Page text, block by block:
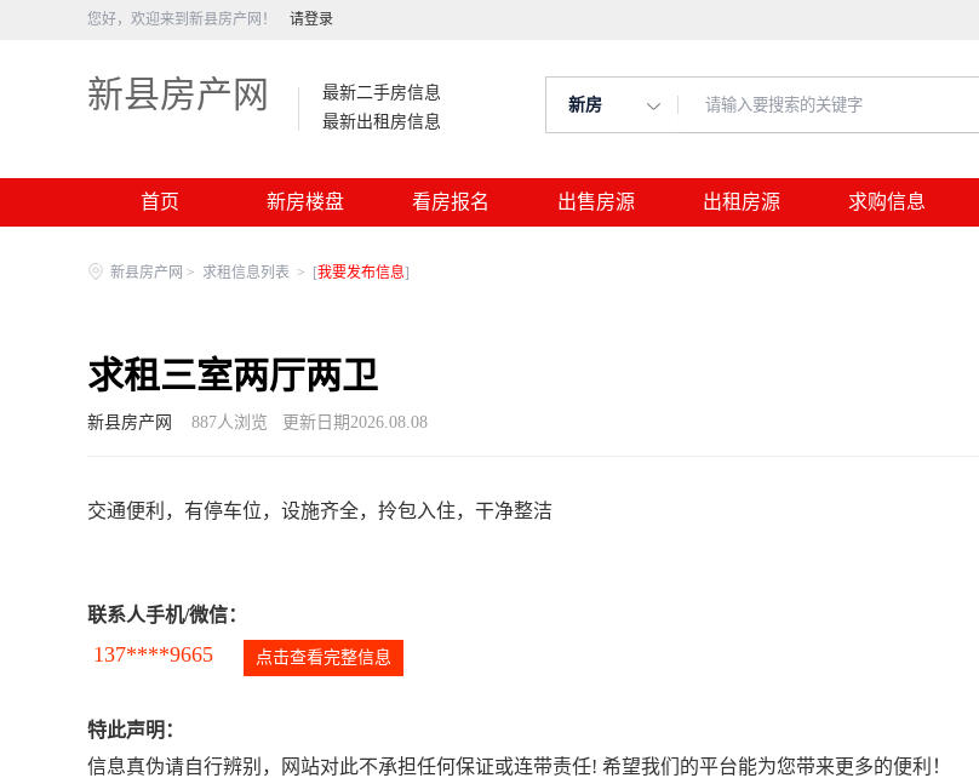
您好，欢迎来到新县房产网！ 请登录
新县房产网
最新二手房信息
最新出租房信息
新房
首页 新房楼盘 看房报名 出售房源 出租房源 求购信息
新县房产网 > 求租信息列表 > [我要发布信息]
求租三室两厅两卫
新县房产网 887人浏览 更新日期2026.08.08
交通便利，有停车位，设施齐全，拎包入住，干净整洁
联系人手机/微信：
137****9665 点击查看完整信息
特此声明：
信息真伪请自行辨别，网站对此不承担任何保证或连带责任! 希望我们的平台能为您带来更多的便利！